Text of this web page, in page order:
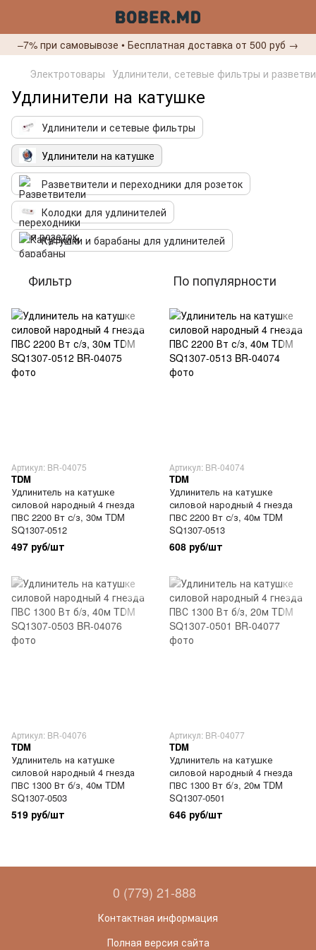
–7% при самовывозе • Бесплатная доставка от 500 руб →
Электротовары Удлинители, сетевые фильтры и
Удлинители на катушке
Удлинители и сетевые фильтры
Удлинители на катушке
Разветвители и переходники для розеток
Колодки для удлинителей
Катушки и барабаны для удлинителей
Фильтр По популярности
Артикул: BR-04075
TDM
Удлинитель на катушке
силовой народный 4 гнезда
ПВС 2200 Вт с/з, 30м TDM
SQ1307-0512
497 руб/шт
Артикул: BR-04074
TDM
Удлинитель на катушке
силовой народный 4 гнезда
ПВС 2200 Вт с/з, 40м TDM
SQ1307-0513
608 руб/шт
Артикул: BR-04076
TDM
Удлинитель на катушке
силовой народный 4 гнезда
ПВС 1300 Вт б/з, 40м TDM
SQ1307-0503
519 руб/шт
Артикул: BR-04077
TDM
Удлинитель на катушке
силовой народный 4 гнезда
ПВС 1300 Вт б/з, 20м TDM
SQ1307-0501
646 руб/шт
0 (779) 21-888
Контактная информация
Полная версия сайта